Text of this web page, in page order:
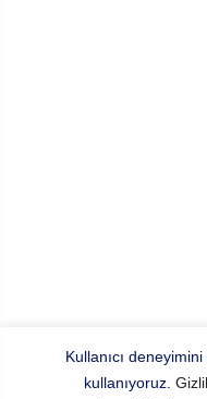
Kullanıcı
kullanıyoruz.